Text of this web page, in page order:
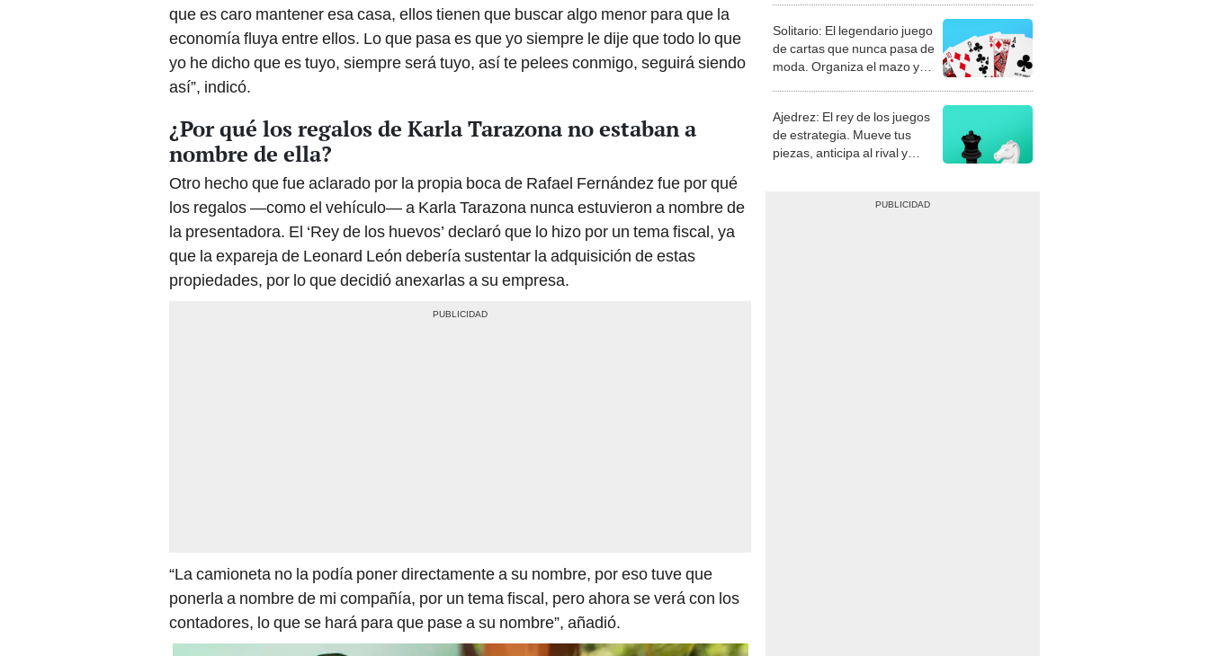
que es caro mantener esa casa, ellos tienen que buscar algo menor para que la
economía fluya entre ellos. Lo que pasa es que yo siempre le dije que todo lo que
yo he dicho que es tuyo, siempre será tuyo, así te pelees conmigo, seguirá siendo
así”, indicó.
¿Por qué los regalos de Karla Tarazona no estaban a
nombre de ella?
Otro hecho que fue aclarado por la propia boca de Rafael Fernández fue por qué
los regalos —como el vehículo— a Karla Tarazona nunca estuvieron a nombre de
la presentadora. El ‘Rey de los huevos’ declaró que lo hizo por un tema fiscal, ya
que la expareja de Leonard León debería sustentar la adquisición de estas
propiedades, por lo que decidió anexarlas a su empresa.
“La camioneta no la podía poner directamente a su nombre, por eso tuve que
ponerla a nombre de mi compañía, por un tema fiscal, pero ahora se verá con los
contadores, lo que se hará para que pase a su nombre”, añadió.
Solitario: El legendario juego
de cartas que nunca pasa de
moda. Organiza el mazo y
Ajedrez: El rey de los juegos
de estrategia. Mueve tus
piezas, anticipa al rival y